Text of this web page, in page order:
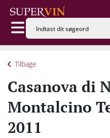
Tilbage
Casanova di
Montalcino
2011